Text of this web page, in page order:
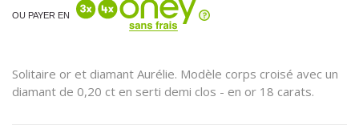
OU PAYER EN
Solitaire or et diamant Aurélie. Modèle corps croisé avec un
diamant de 0,20 ct en serti demi clos - en or 18 carats.